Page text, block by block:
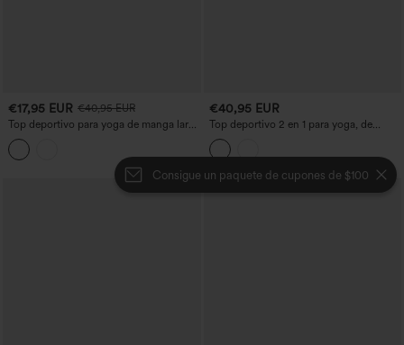
Consigue un paquete de cupones de $100
€17,95 EUR €40,95 EUR
Top deportivo para yoga de manga larga
con escote cruzado, de secado rápido
€40,95 EUR
Top deportivo 2 en 1 para yoga, de
manga larga, con detalle cruzado y
abertura en la espalda